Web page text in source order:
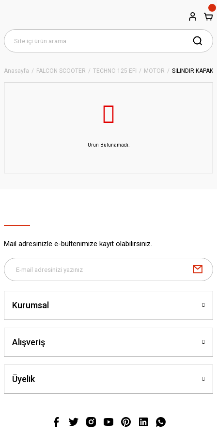
Anasayfa FALCON SCOOTER TECHNO 125 EFİ MOTOR SİLİNDİR KAPAK
Ürün Bulunamadı.
Mail adresinizle e-bültenimize kayıt olabilirsiniz.
Kurumsal
Alışveriş
Üyelik